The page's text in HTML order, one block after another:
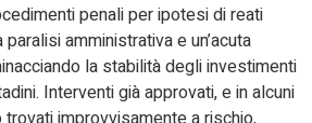
penali per ipotesi di reati
amministrativa e un’acuta
la stabilità degli investimenti
Interventi già approvati, e in alcuni